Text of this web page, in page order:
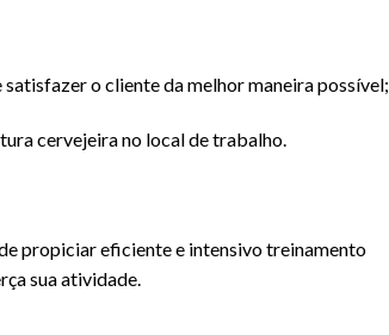
o cliente da melhor maneira possível;
cervejeira no local de trabalho.
propiciar eficiente e intensivo treinamento
sua atividade.